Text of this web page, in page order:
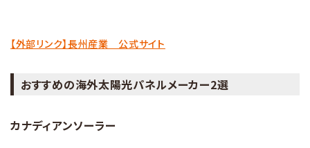
【外部リンク】長州産業 公式サイト
おすすめの海外太陽光パネルメーカー2選
カナディアンソーラー